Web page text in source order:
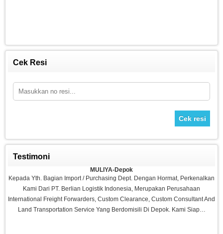
Rp 1.980.0002.700.000
Cek Resi
Cek resi
Testimoni
MULIYA-Depok
Kepada Yth. Bagian Import / Purchasing Dept. Dengan Hormat, Perkenalkan
Kami Dari PT. Berlian Logistik Indonesia, Merupakan Perusahaan
International Freight Forwarders, Custom Clearance, Custom Consultant And
Land Transportation Service Yang Berdomisili Di Depok. Kami Siap…